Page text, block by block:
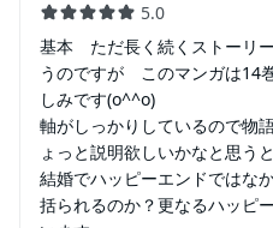
5.0
基本 ただ長く続くストーリ
うのですが このマンガは14
しみです(o^^o)
軸がしっかりしているので物
ょっと説明欲しいかなと思う
結婚でハッピーエンドではな
括られるのか？更なるハッピ